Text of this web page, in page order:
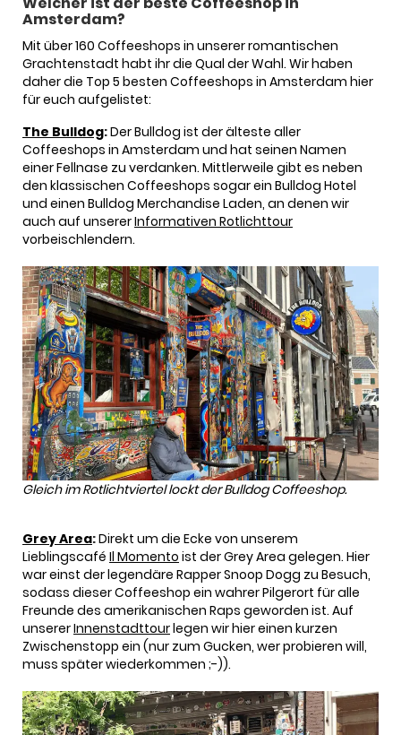
Amsterdam?
Mit über 160 Coffeeshops in unserer romantischen
Grachtenstadt habt ihr die Qual der Wahl. Wir haben
daher die Top 5 besten Coffeeshops in Amsterdam hier
für euch aufgelistet:
The Bulldog:Der Bulldog ist der älteste aller
Coffeeshops in Amsterdam und hat seinen Namen
einer Fellnase zu verdanken. Mittlerweile gibt es neben
den klassischen Coffeeshops sogar ein Bulldog Hotel
und einen Bulldog Merchandise Laden, an denen wir
auch auf unsererInformativen Rotlichttour
vorbeischlendern.
Gleich im Rotlichtviertel lockt der Bulldog Coffeeshop.
Grey Area:Direkt um die Ecke von unserem
Lieblingscafé Il Momento ist der Grey Area gelegen. Hier
war einst der legendäre Rapper Snoop Dogg zu Besuch,
sodass dieser Coffeeshop ein wahrer Pilgerort für alle
Freunde des amerikanischen Raps geworden ist. Auf
unsererInnenstadttourlegen wir hier einen kurzen
Zwischenstopp ein (nur zum Gucken, wer probieren will,
muss später wiederkommen ;-)).